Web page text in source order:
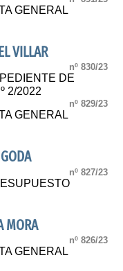
GENERAL
VILLAR
nº 830/23
DE
2/2022
nº 829/23
GENERAL
nº 827/23
MORA
nº 826/23
GENERAL